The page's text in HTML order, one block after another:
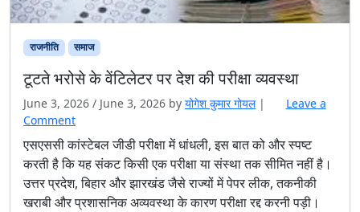
राजनीति समाज
टूटते भरोसे के वेंटिलेटर पर देश की परीक्षा व्यवस्था
June 3, 2026 / June 3, 2026 by योगेश कुमार गोयल |
Leave a
Comment
एसएससी कांस्टेबल जीडी परीक्षा में धांधली, इस बात को और स्पष्ट
करती है कि यह संकट किसी एक परीक्षा या संस्था तक सीमित नहीं है।
उत्तर प्रदेश, बिहार और झारखंड जैसे राज्यों में पेपर लीक, तकनीकी
खराबी और प्रशासनिक अव्यवस्था के कारण परीक्षा रद्द करनी पड़ी।